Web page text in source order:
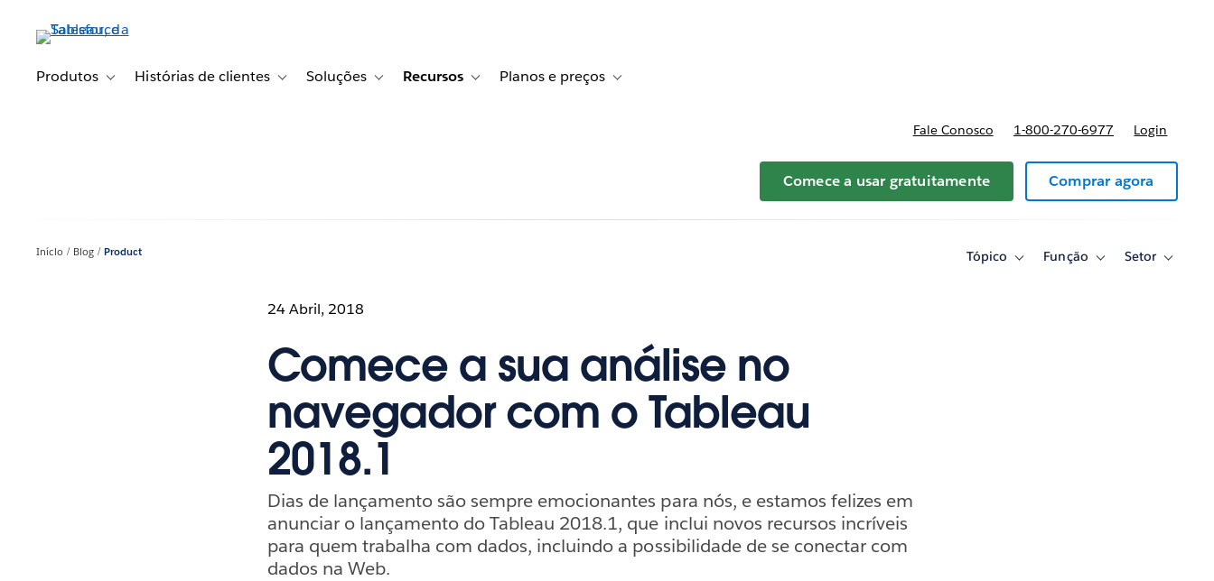
conteúdoProdutos Toggle sub-navigation for Produtos
Histórias de clientes Toggle sub-navigation for Histórias de clientes
Soluções Toggle sub-navigation for Soluções
Recursos Toggle sub-navigation for Recursos
Planos e preços Toggle sub-navigation for Planos e preços
Fale Conosco 1-800-270-6977 Login
Comece a usar gratuitamente Comprar agora
Início Blog Product Tópico
ToggleFunção
ToggleSetor
Toggle
24 Abril, 2018
Comece a sua análise no
navegador com o Tableau
2018.1
Dias de lançamento são sempre emocionantes para nós, e estamos felizes em
anunciar o lançamento do Tableau 2018.1, que inclui novos recursos incríveis
para quem trabalha com dados, incluindo a possibilidade de se conectar com
dados na Web.